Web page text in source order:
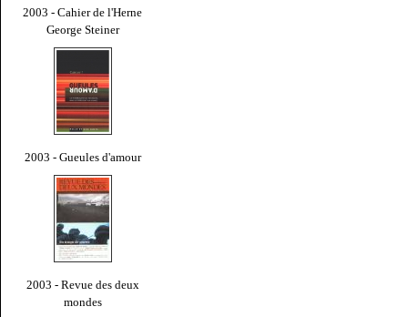
2003 - Cahier de l'Herne
George Steiner
2003 - Gueules d'amour
2003 - Revue des deux
mondes